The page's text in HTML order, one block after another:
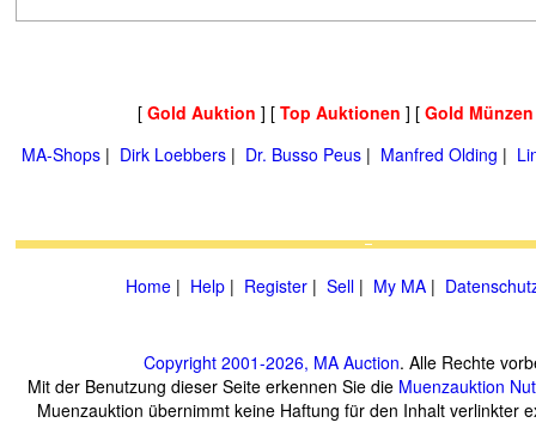
[ Gold Auktion ] [ Top Auktionen ] [ Gold
MA-Shops | Dirk Loebbers | Dr. Busso Peus | Manfred Olding |
Home | Help | Register | Sell | My MA |
Copyright 2001-2026, MA Auction. Alle Rechte
Mit der Benutzung dieser Seite erkennen Sie die Muenzauktion
Muenzauktion übernimmt keine Haftung für den Inhalt verlinkter